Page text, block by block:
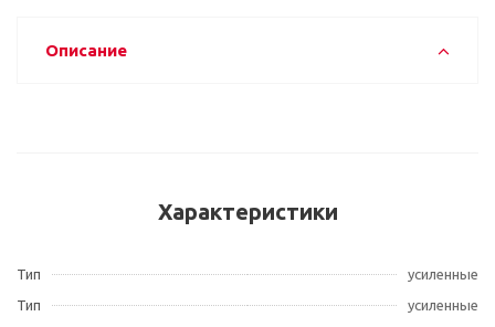
Описание
Характеристики
Тип
усиленные
Тип
усиленные